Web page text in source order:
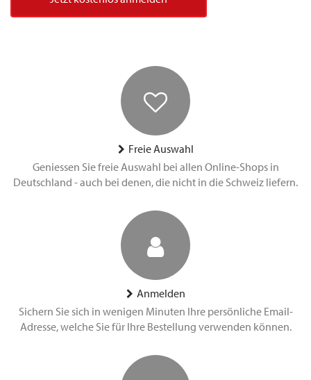
Freie Auswahl
Geniessen Sie freie Auswahl bei allen Online-Shops in
Deutschland - auch bei denen, die nicht in die Schweiz liefern.
Anmelden
Sichern Sie sich in wenigen Minuten Ihre persönliche Email-
Adresse, welche Sie für Ihre Bestellung verwenden können.